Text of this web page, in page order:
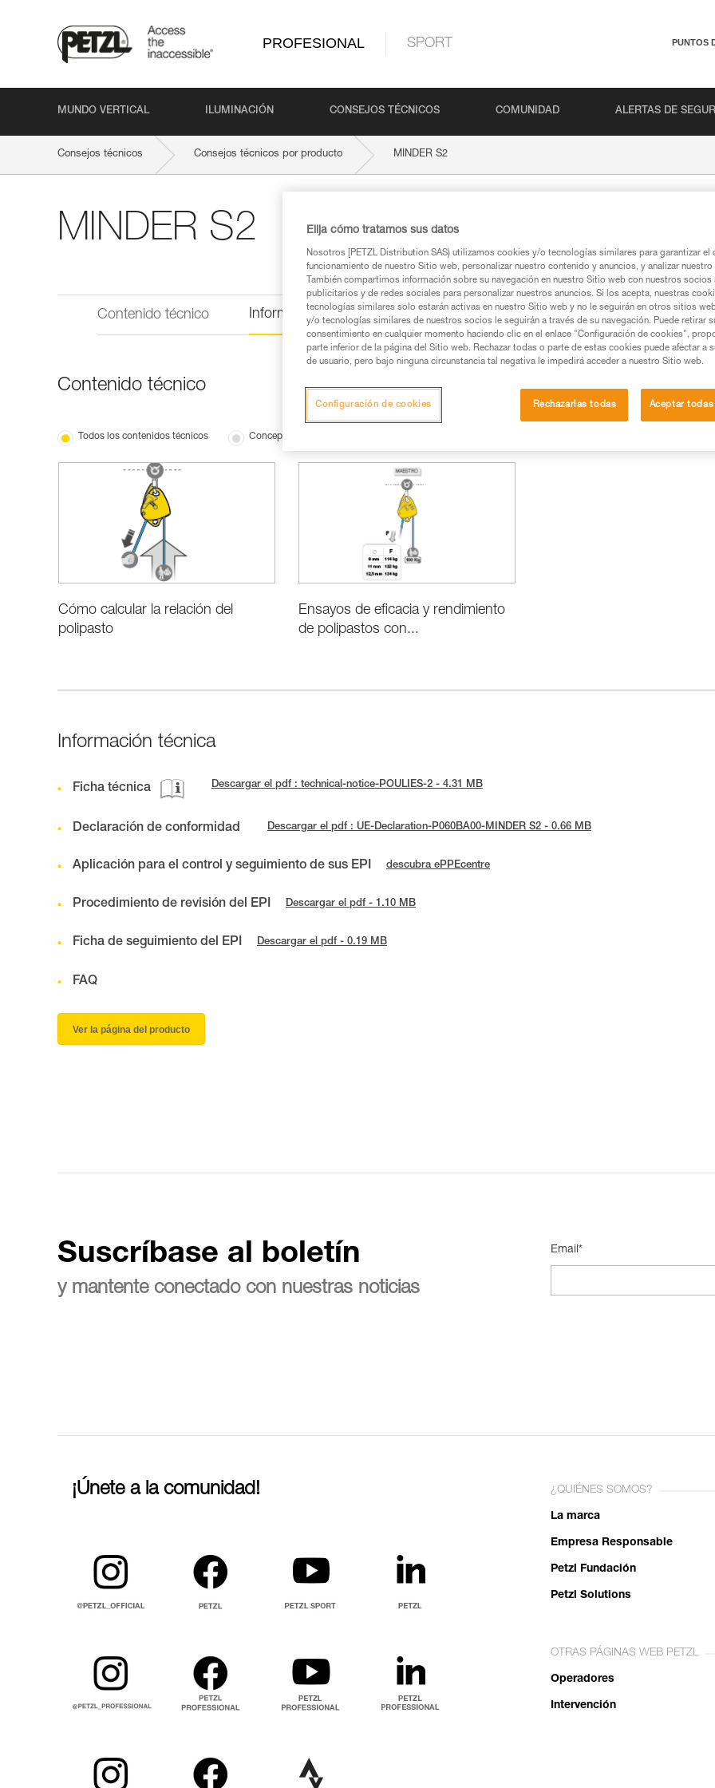
PROFESIONAL SPORT PUNTOS
MUNDO VERTICAL ILUMINACIÓN CONSEJOS TÉCNICOS COMUNIDAD ALERTAS DE
Consejos técnicos Consejos técnicos por producto MINDER S2
MINDER S2
Contenido técnico Información técnica
Contenido técnico
Todos los contenidos técnicos Conceptos básicos
Cómo calcular la relación del
polipasto
Ensayos de eficacia y rendimiento
de polipastos con...
Información técnica
Ficha técnica Descargar el pdf : technical-notice-POULIES-2 - 4.31 MB
Declaración de conformidad Descargar el pdf : UE-Declaration-P060BA00-MINDER S2 - 0.66 MB
Aplicación para el control y seguimiento de sus EPI descubra ePPEcentre
Procedimiento de revisión del EPI Descargar el pdf - 1.10 MB
Ficha de seguimiento del EPI Descargar el pdf - 0.19 MB
FAQ
Ver la página del producto
Suscríbase al boletín
y mantente conectado con nuestras noticias
Email*
¡Únete a la comunidad! ¿QUIÉNES SOMOS?
La marca
Empresa Responsable
Petzl Fundación
Petzl Solutions
OTRAS PÁGINAS WEB PETZL
Operadores
Intervención
Elija cómo tratamos sus datos
Nosotros [PETZL Distribution SAS) utilizamos cookies y/o tecnologías similares para garantizar el
funcionamiento de nuestro Sitio web, personalizar nuestro contenido y anuncios, y analizar
También compartimos información sobre su navegación en nuestro Sitio web con nuestros socios
publicitarios y de redes sociales para personalizar nuestros anuncios. Si los acepta, nuestras
tecnologías similares solo estarán activas en nuestro Sitio web y no le seguirán en otros sitios
y/o tecnologías similares de nuestros socios le seguirán a través de su navegación. Puede retirar
consentimiento en cualquier momento haciendo clic en el enlace "Configuración de cookies",
parte inferior de la página del Sitio web. Rechazar todas o parte de estas cookies puede afectar a
de usuario, pero bajo ninguna circunstancia tal negativa le impedirá acceder a nuestro Sitio web.
Rechazarlas todas Aceptar
Configuración de cookies